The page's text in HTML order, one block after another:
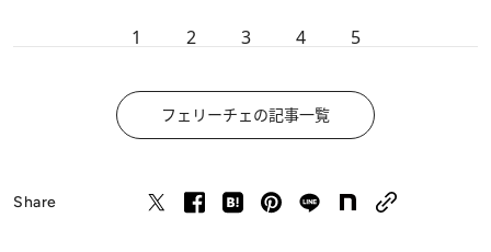
1 2 3 4 5
フェリーチェの記事一覧
Share